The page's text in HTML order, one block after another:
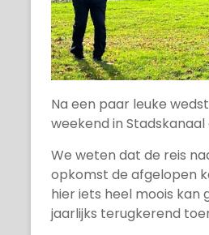
Na een paar leuke
weekend in Stadskanaal
We weten dat de reis
opkomst de afgelopen
hier iets heel moois kan
jaarlijks terugkerend